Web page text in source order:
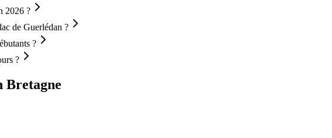
2026 ?
de Guerlédan ?
?
?
Bretagne